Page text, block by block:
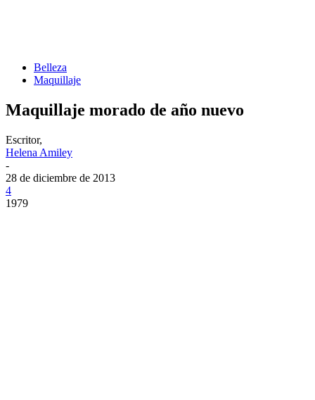
Belleza
Maquillaje
Maquillaje morado de año nuevo
Escritor,
Helena Amiley
-
28 de diciembre de 2013
4
1979